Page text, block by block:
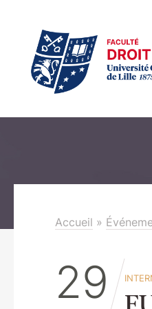
Accueil »
29